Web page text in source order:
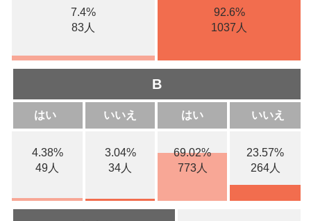
7.4%
83人
92.6%
1037人
B
はい いいえ はい いいえ
4.38%
49人
3.04%
34人
69.02%
773人
23.57%
264人